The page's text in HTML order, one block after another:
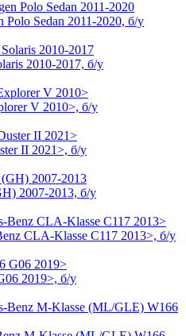
Sedan 2011-2020, б/у
2010-2017, б/у
V 2010>, б/у
II 2021>, б/у
2007-2013, б/у
CLA-Klasse C117 2013>, б/у
2019>, б/у